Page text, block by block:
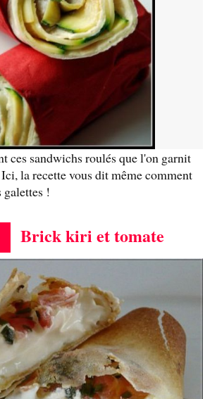
ces sandwichs roulés que l'on garnit
la recette vous dit même comment
!
Brick kiri et tomate